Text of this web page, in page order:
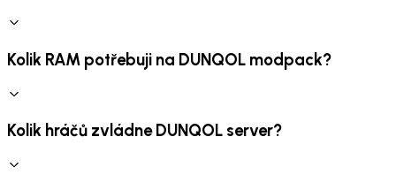
Kolik RAM potřebuji na DUNQOL modpack?
Kolik hráčů zvládne DUNQOL server?